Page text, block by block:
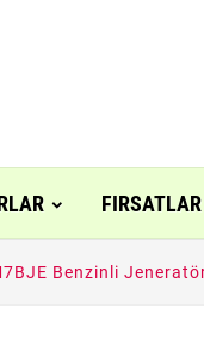
FIRSATLAR
Benzinli